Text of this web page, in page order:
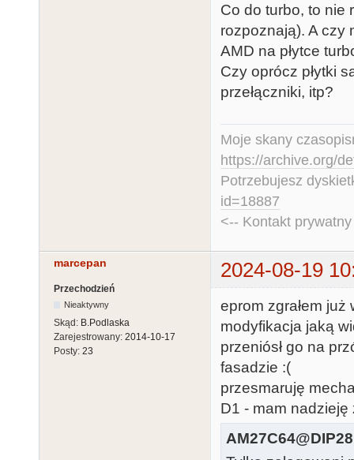
Co do turbo, to nie
rozpoznają). A czy
AMD na płytce
Czy oprócz płytki
przełączniki, itp?
Moje skany
https://archive.org/
Potrzebujesz
id=18887
<-- Kontakt
marcepan 2024-08-19
Przechodzień
Nieaktywny
Skąd: B.Podlaska
Zarejestrowany: 2014-10-17
Posty: 23
eprom zgrałem
modyfikacja jaką
przeniósł go na
fasadzie :(
przesmaruję
D1 - mam